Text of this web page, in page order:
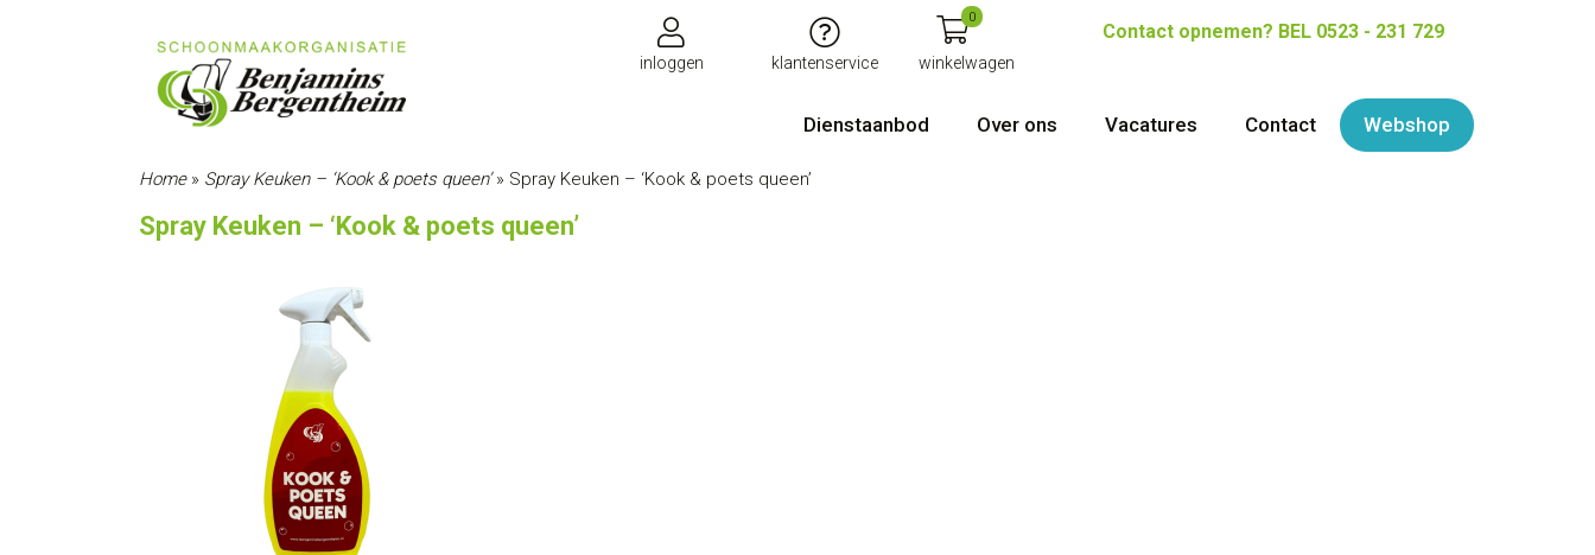
inloggen klantenservice
0
winkelwagen
Contact opnemen? BEL 0523 - 231 729
Dienstaanbod Over ons Vacatures Contact Webshop
Home» Spray Keuken – ‘Kook & poets queen’» Spray Keuken – ‘Kook & poets queen’
Spray Keuken – ‘Kook & poets queen’